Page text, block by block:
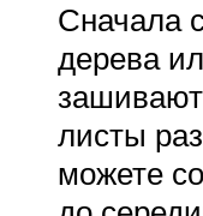
Сначала
дерева
листы
можете